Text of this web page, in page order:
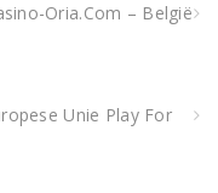
Oria.com – België
Unie Play For